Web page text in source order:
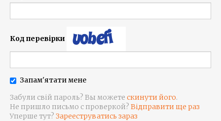
Код перевірки
Запам'ятати мене
Забули свій пароль? Вы можете скинути його.
Не пришло письмо с проверкой? Відправити ще раз
Уперше тут? Зарееструватись зараз